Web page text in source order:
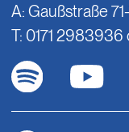
A: Gaußstraße
T: 0171 2983936